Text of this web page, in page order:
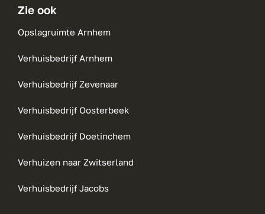
Zie ook
Opslagruimte Arnhem
Verhuisbedrijf Arnhem
Verhuisbedrijf Zevenaar
Verhuisbedrijf Oosterbeek
Verhuisbedrijf Doetinchem
Verhuizen naar Zwitserland
Verhuisbedrijf Jacobs